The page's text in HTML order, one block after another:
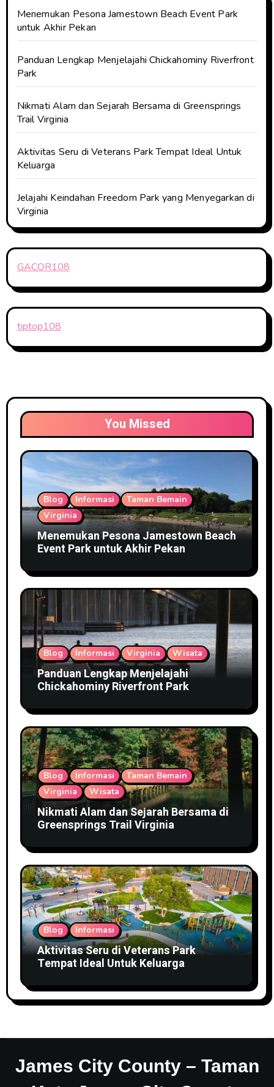
Menemukan Pesona Jamestown Beach Event Park
untuk Akhir Pekan
Panduan Lengkap Menjelajahi Chickahominy Riverfront
Park
Nikmati Alam dan Sejarah Bersama di Greensprings
Trail Virginia
Aktivitas Seru di Veterans Park Tempat Ideal Untuk
Keluarga
Jelajahi Keindahan Freedom Park yang Menyegarkan di
Virginia
GACOR108
tiptop108
You Missed
Blog Informasi
Taman Bemain
Virginia
Menemukan Pesona Jamestown Beach
Event Park untuk Akhir Pekan
Blog Informasi Virginia Wisata
Panduan Lengkap Menjelajahi
Chickahominy Riverfront Park
Blog Informasi
Taman Bemain
Virginia
Wisata
Nikmati Alam dan Sejarah Bersama di
Greensprings Trail Virginia
Blog Informasi
Aktivitas Seru di Veterans Park
Tempat Ideal Untuk Keluarga
James City County – Taman